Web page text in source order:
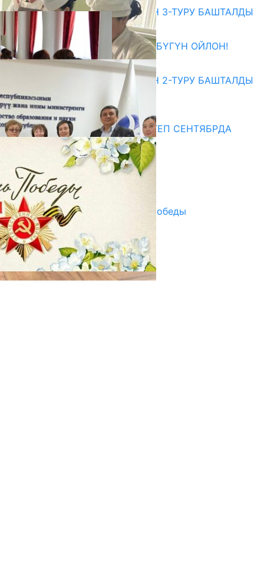
ЖОЖДОРГО КАБЫЛ АЛУУНУН 3-ТУРУ БАШТАЛДЫ
27.07.2026
ӨЗҮҢДҮН КЕЛЕЧЕГИҢ ҮЧҮН БҮГҮН ОЙЛОН!
20.07.2026
ЖОЖДОРГО КАБЫЛ АЛУУНУН 2-ТУРУ БАШТАЛДЫ
20.07.2026
Медиа
СУЗАКТА 750 ОРУНДУУ МЕКТЕП СЕНТЯБРДА
ПАЙДАЛАНУУГА БЕРИЛЕТ
07.08.2025
Улуу Жеңиштин жандуу сөзү
29.04.2025
Награды в преддверии Дня Победы
29.04.2025